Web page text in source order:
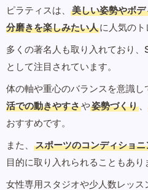
ピラティスは、 美しい姿勢やボ
分磨きを楽しみたい人に人気のト
多くの著名人も取り入れており
として注目されています。
体の軸や重心のバランスを意識し
活での動きやすさや姿勢づくり 、
おすすめです。
また、
スポーツのコンディショニ
目的に取り入れられることもあり
女性専用スタジオや少人数レッ